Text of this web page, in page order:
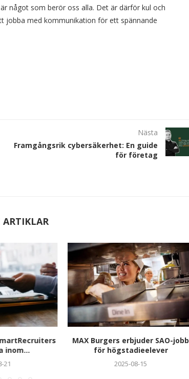
något som berör oss alla. Det är därför kul och
jobba med kommunikation för ett spännande
Nästa
Framgångsrik cybersäkerhet: En guide
för företag
ARTIKLAR
inom...
21
MAX Burgers erbjuder SAO-jobb
för högstadieelever
2025-08-15